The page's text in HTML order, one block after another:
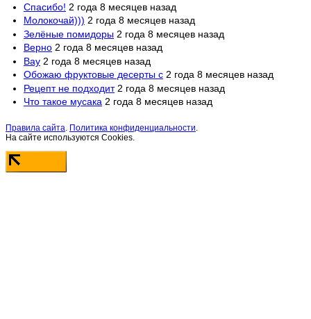
Спасибо! 2 года 8 месяцев назад
Молокочай))) 2 года 8 месяцев назад
Зелёные помидоры 2 года 8 месяцев назад
Верно 2 года 8 месяцев назад
Вау 2 года 8 месяцев назад
Обожаю фруктовые десерты с 2 года 8 месяцев назад
Рецепт не подходит 2 года 8 месяцев назад
Что такое мусака 2 года 8 месяцев назад
Правила сайта. Политика конфиденциальности.
На сайте используются Cookies.